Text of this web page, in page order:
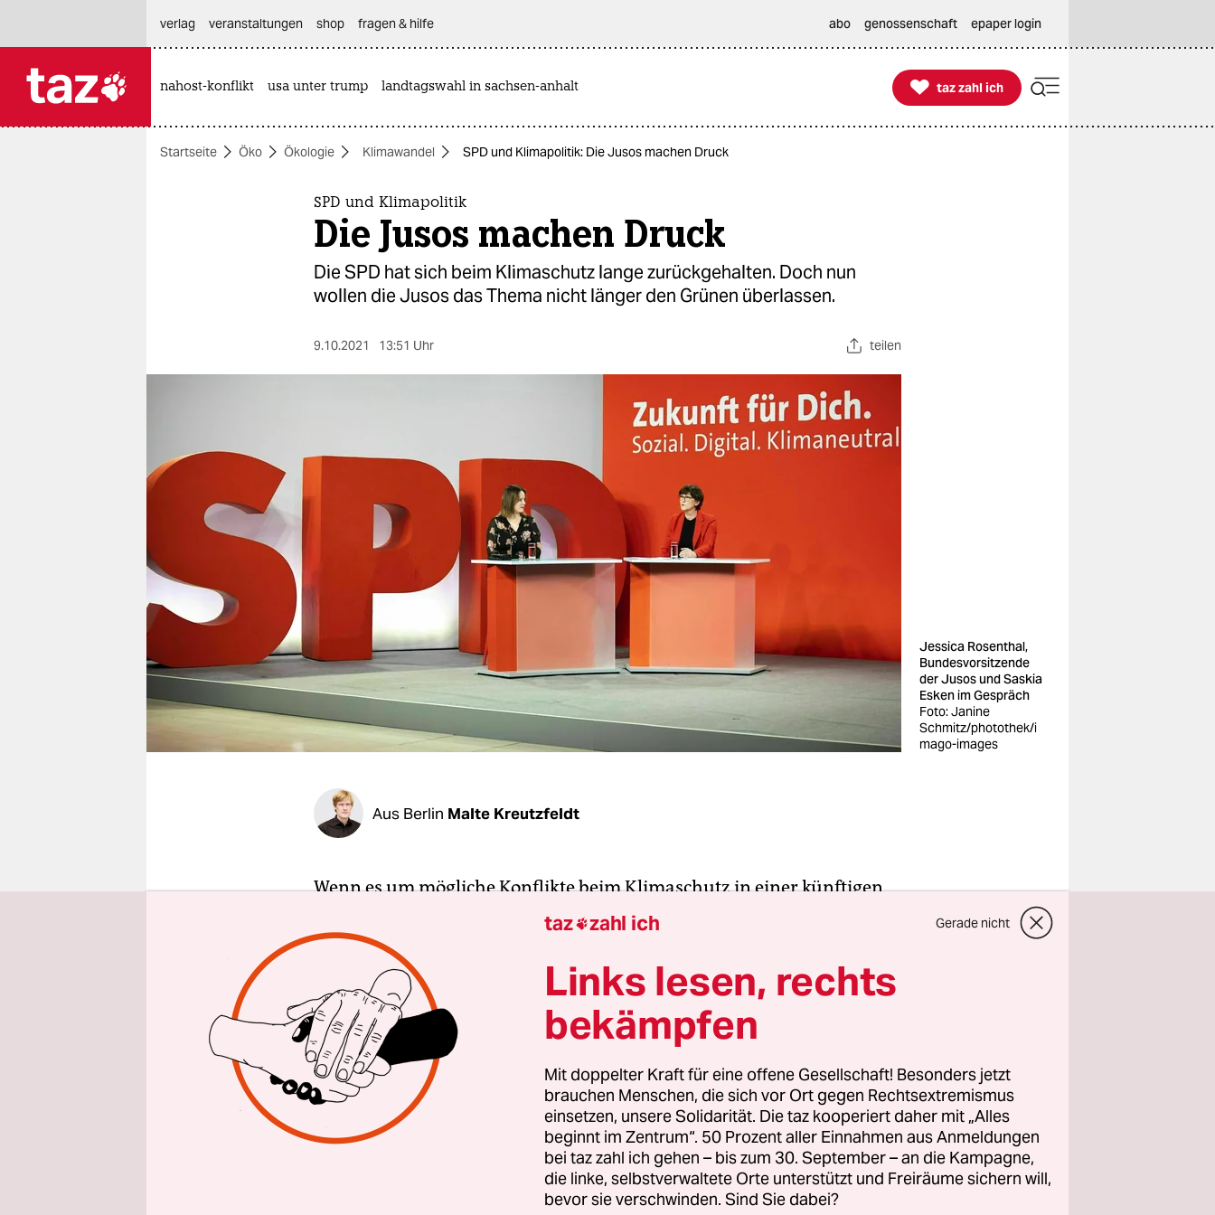
themen
nord
verlag
verlag
veranstaltungen
fragen & hilfe
unterstützen
verlag
veranstaltungen shop fragen & hilfe abo genossenschaft epaper login
nahost-konflikt usa unter trump landtagswahl in sachsen-anhalt 
taz zahl ich
taz zahl ich
Startseite Öko Ökologie Klimawandel SPD und Klimapolitik: Die Jusos machen Druck
SPD und Klimapolitik
Die Jusos machen Druck
Die SPD hat sich beim Klimaschutz lange zurückgehalten. Doch nun
wollen die Jusos das Thema nicht länger den Grünen überlassen.
9.10.2021 13:51 Uhr teilen
Jessica Rosenthal,
Bundesvorsitzende
der Jusos und Saskia
Esken im Gespräch
Foto: Janine
Schmitz/photothek/i
mago-images
Aus Berlin Malte Kreutzfeldt
Wenn es um mögliche Konflikte beim Klimaschutz in einer künftigen
Koalition geht, stehen meist Grüne und FDP im Mittelpunkt. Denn dort
sind die Positionen klar: Die Grünen drängen auf verbindliche
Vorgaben, etwa beim Ausbau der erneuerbaren Energien, beim
Kohleausstieg und beim Aus für den Verbrennungsmotor. Die FDP
setzt beim Klimaschutz dagegen vor allem auf den Emissionshandel
mit festem Deckel für die Emissionen und einem einheitlichen hohen
CO2-Preis.
Die SPD stand bei diesem Streit bisher ein bisschen abseits. Zwar hat
Olaf Scholz dem Thema Klimaschutzin seinen Wahlkampfauftritten
stets viel Raum gegeben. Doch mit konkreten Forderungen hielt sich
die Partei auffällig zurück: Erneuerbare Energien sollen stärker
taz zahl ich Gerade nicht
Links lesen, rechts
bekämpfen
Mit doppelter Kraft für eine offene Gesellschaft! Besonders jetzt
brauchen Menschen, die sich vor Ort gegen Rechtsextremismus
einsetzen, unsere Solidarität. Die taz kooperiert daher mit „Alles
beginnt im Zentrum“. 50 Prozent aller Einnahmen aus Anmeldungen
bei taz zahl ich gehen – bis zum 30. September – an die Kampagne,
die linke, selbstverwaltete Orte unterstützt und Freiräume sichern will,
bevor sie verschwinden. Sind Sie dabei?